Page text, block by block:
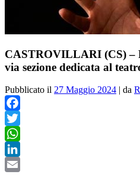
CASTROVILLARI (CS) –
via sezione dedicata al
Pubblicato il 27 Maggio 2024 | da
Facebook
Twitter
WhatsApp
LinkedIn